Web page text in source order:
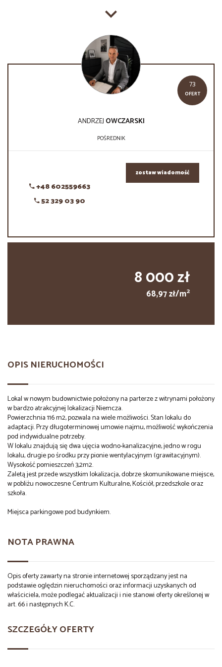
73
OFERT
ANDRZEJ OWCZARSKI
POŚREDNIK
+48 602559663
52 329 03 90
zostaw wiadomość
8 000 zł
68,97 zł/m2
OPIS NIERUCHOMOŚCI
Lokal w nowym budownictwie położony na parterze z witrynami położony
w bardzo atrakcyjnej lokalizacji Niemcza.
Powierzchnia 116 m2, pozwala na wiele możliwości. Stan lokalu do
adaptacji. Przy długoterminowej umowie najmu, możliwość wykończenia
pod indywidualne potrzeby.
W lokalu znajdują się dwa ujęcia wodno-kanalizacyjne, jedno w rogu
lokalu, drugie po środku przy pionie wentylacyjnym (grawitacyjnym).
Wysokość pomieszczeń 3,2m2.
Zaletą jest przede wszystkim lokalizacja, dobrze skomunikowane miejsce,
w pobliżu nowoczesne Centrum Kulturalne, Kościół, przedszkole oraz
szkoła.
Miejsca parkingowe pod budynkiem.
NOTA PRAWNA
Opis oferty zawarty na stronie internetowej sporządzany jest na
podstawie oględzin nieruchomości oraz informacji uzyskanych od
właściciela, może podlegać aktualizacji i nie stanowi oferty określonej w
art. 66 i następnych K.C.
SZCZEGÓŁY OFERTY